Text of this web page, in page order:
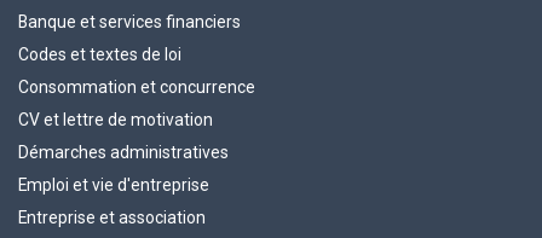
Banque et services financiers
Codes et textes de loi
Consommation et concurrence
CV et lettre de motivation
Démarches administratives
Emploi et vie d'entreprise
Entreprise et association